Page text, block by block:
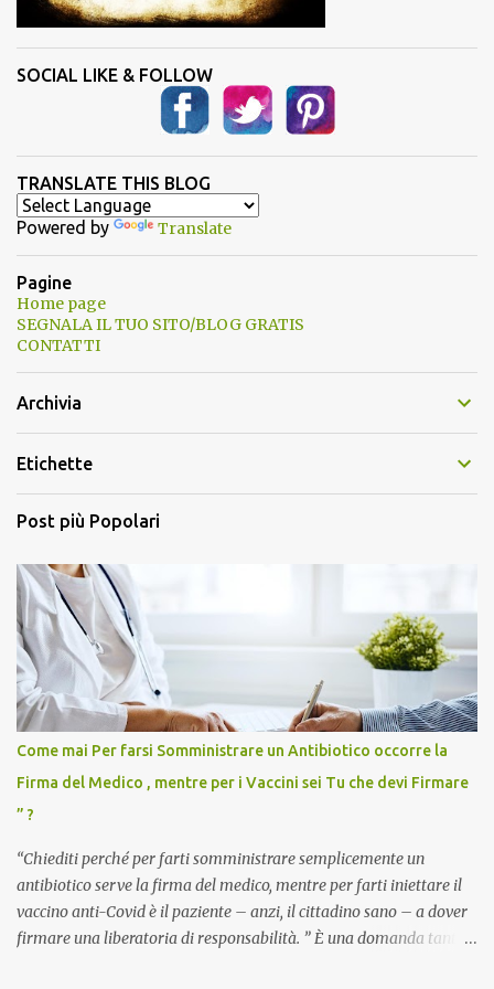
SOCIAL LIKE & FOLLOW
TRANSLATE THIS BLOG
Powered by Translate
Pagine
Home page
SEGNALA IL TUO SITO/BLOG GRATIS
CONTATTI
Archivia
Etichette
Post più Popolari
Come mai Per farsi Somministrare un Antibiotico occorre la
Firma del Medico , mentre per i Vaccini sei Tu che devi Firmare
” ?
“Chiediti perché per farti somministrare semplicemente un
antibiotico serve la firma del medico, mentre per farti iniettare il
vaccino anti-Covid è il paziente – anzi, il cittadino sano – a dover
firmare una liberatoria di responsabilità. ” È una domanda tanto